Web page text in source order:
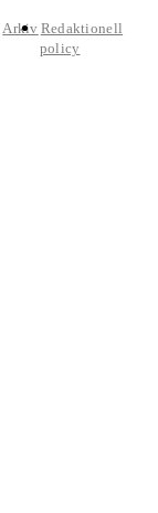
Arkiv Redaktionell
policy